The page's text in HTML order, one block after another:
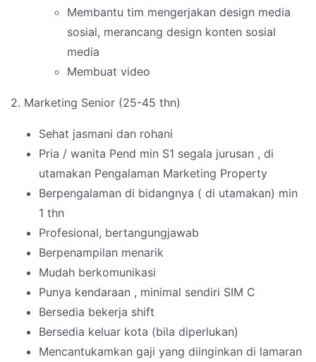
Membantu tim mengerjakan design media
sosial, merancang design konten sosial
media
Membuat video
2. Marketing Senior (25-45 thn)
Sehat jasmani dan rohani
Pria / wanita Pend min S1 segala jurusan , di
utamakan Pengalaman Marketing Property
Berpengalaman di bidangnya ( di utamakan) min
1 thn
Profesional, bertangungjawab
Berpenampilan menarik
Mudah berkomunikasi
Punya kendaraan , minimal sendiri SIM C
Bersedia bekerja shift
Bersedia keluar kota (bila diperlukan)
Mencantukamkan gaji yang diinginkan di lamaran